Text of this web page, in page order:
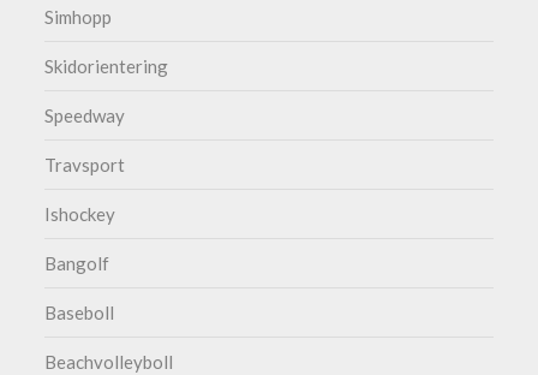
Simhopp
Skidorientering
Speedway
Travsport
Ishockey
Bangolf
Baseboll
Beachvolleyboll